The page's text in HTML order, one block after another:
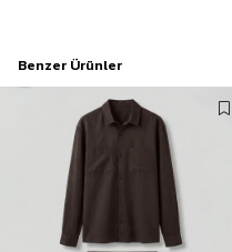
Benzer Ürünler